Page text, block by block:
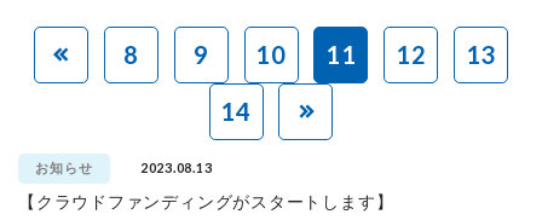
8 9 10 11 12
13
14
お知らせ 2023.08.13
【クラウドファンディングがスタートします】